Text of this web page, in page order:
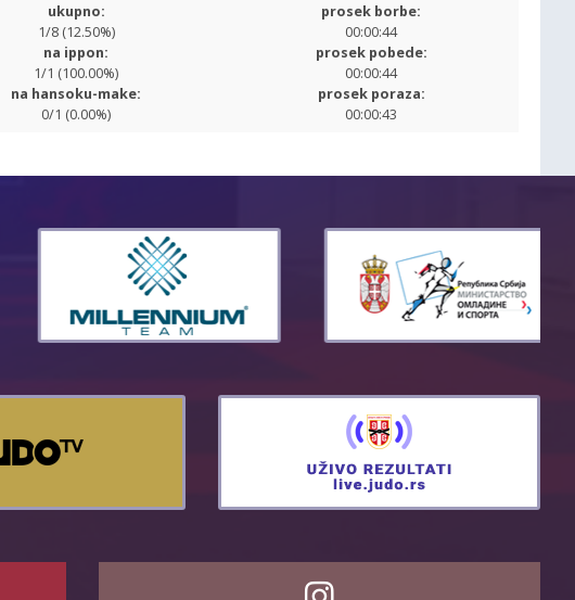
ukupno:
1/8 (12.50%)
na ippon:
1/1 (100.00%)
na hansoku-make:
0/1 (0.00%)
prosek borbe:
00:00:44
prosek pobede:
00:00:44
prosek poraza:
00:00:43